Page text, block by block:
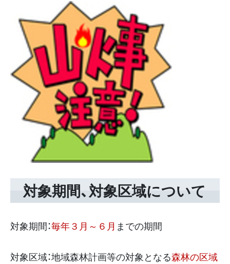
対象期間、対象区域について
対象期間：毎年３月～６月 までの期間
対象区域：地域森林計画等の対象となる森林の区域